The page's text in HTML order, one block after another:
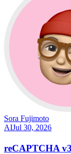
Sora Fujimoto
AIJul 30, 2026
reCAPTCHA